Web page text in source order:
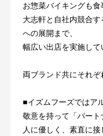
お惣菜バイキングも食
大志軒と自社内競合
への展開まで、
幅広い出店を実施して
両ブランド共にそれぞ
■イズムフーズではア
敬意を持って「パー
人に優しく、素直に